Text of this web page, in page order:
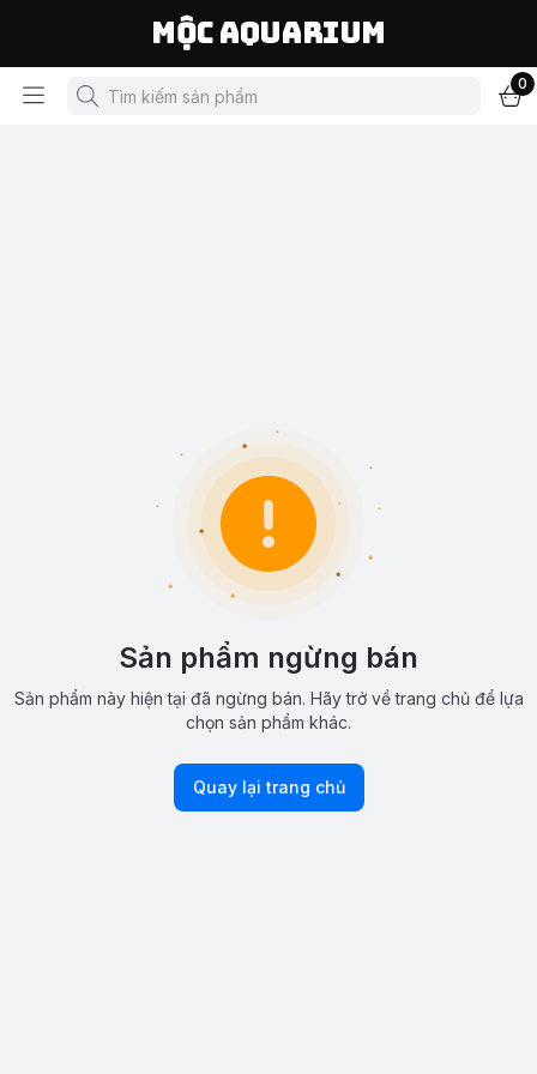
Mộc Aquarium
0
Sản phẩm ngừng bán
Sản phẩm này hiện tại đã ngừng bán. Hãy trở về trang chủ để lựa
chọn sản phẩm khác.
Quay lại trang chủ